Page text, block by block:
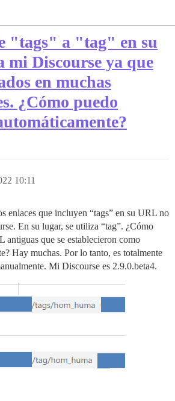
"tags" a "tag" en su
mi Discourse ya que
en muchas
¿Cómo puedo
10:11
enlaces que incluyen “tags” en su URL no
En su lugar, se utiliza “tag”. ¿Cómo
antiguas que se establecieron como
Hay muchas. Por lo tanto, es totalmente
Mi Discourse es 2.9.0.beta4.